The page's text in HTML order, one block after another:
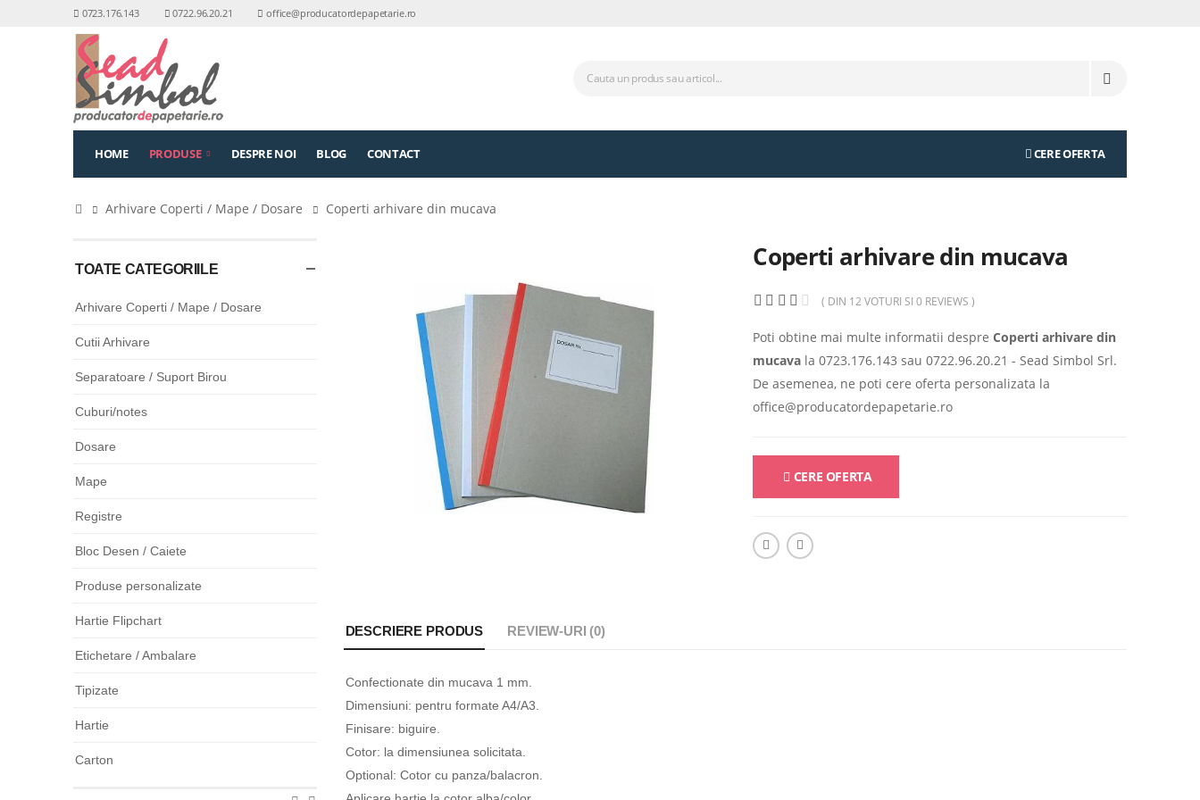
0723.176.143 0722.96.20.21 office@producatordepapetarie.ro
HOME PRODUSE DESPRE NOI BLOG CONTACT CERE OFERTA
Arhivare Coperti / Mape / Dosare Coperti arhivare din mucava
TOATE CATEGORIILE
Arhivare Coperti / Mape / Dosare
Cutii Arhivare
Separatoare / Suport Birou
Cuburi/notes
Dosare
Mape
Registre
Bloc Desen / Caiete
Produse personalizate
Hartie Flipchart
Etichetare / Ambalare
Tipizate
Hartie
Carton
Coperti arhivare din mucava
( DIN 12 VOTURI SI 0 REVIEWS )
Poti obtine mai multe informatii despreCoperti arhivare din
mucava la0723.176.143 sau0722.96.20.21 - Sead Simbol Srl.
De asemenea, ne poti cere oferta personalizata la
office@producatordepapetarie.ro
CERE OFERTA
DESCRIERE PRODUS REVIEW-URI (0)
Confectionate din mucava 1 mm.
Dimensiuni: pentru formate A4/A3.
Finisare: biguire.
Cotor: la dimensiunea solicitata.
Optional: Cotor cu panza/balacron.